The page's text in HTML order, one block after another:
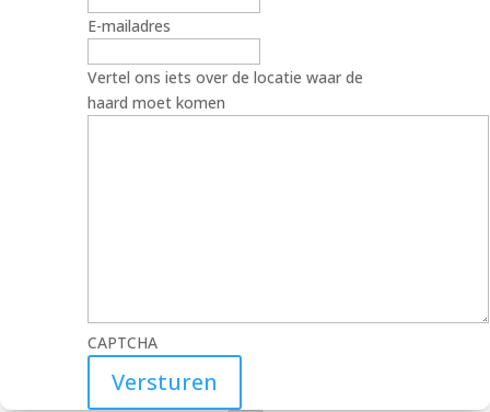
E-mailadres
Vertel ons iets over de locatie waar de
haard moet komen
CAPTCHA